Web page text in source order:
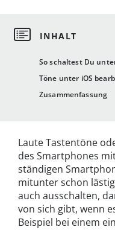
So schaltest Du
Töne unter iOS
Zusammenfassung
Laute Tastentöne
des Smartphones
ständigen
mitunter schon
auch ausschalten,
von sich gibt, wenn
Beispiel bei einem